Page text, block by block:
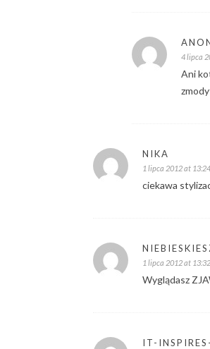
4 lipca
Ani
NIKA
1 lipca 2012 at 13:24
ciekawa
1 lipca 2012 at 13:32
Wyglądasz
IT-